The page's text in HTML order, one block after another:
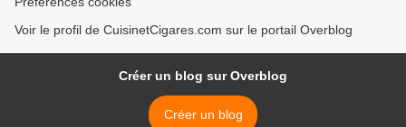
Voir le profil de CuisinetCigares.com sur le portail Overblog
Créer un blog sur Overblog
Créer un blog